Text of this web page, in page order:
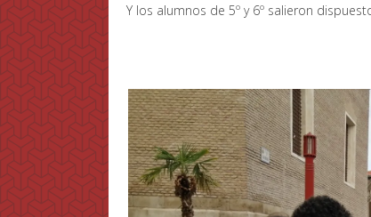
Y los alumnos de 5º y 6º salieron